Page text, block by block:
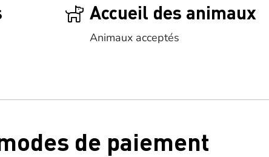
Accueil des animaux
Animaux acceptés
de paiement